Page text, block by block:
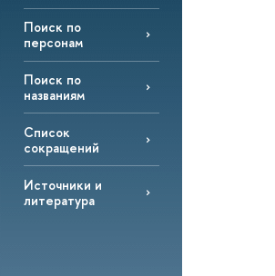
Поиск по
персонам
Поиск по
названиям
Список
сокращений
Источники и
литература